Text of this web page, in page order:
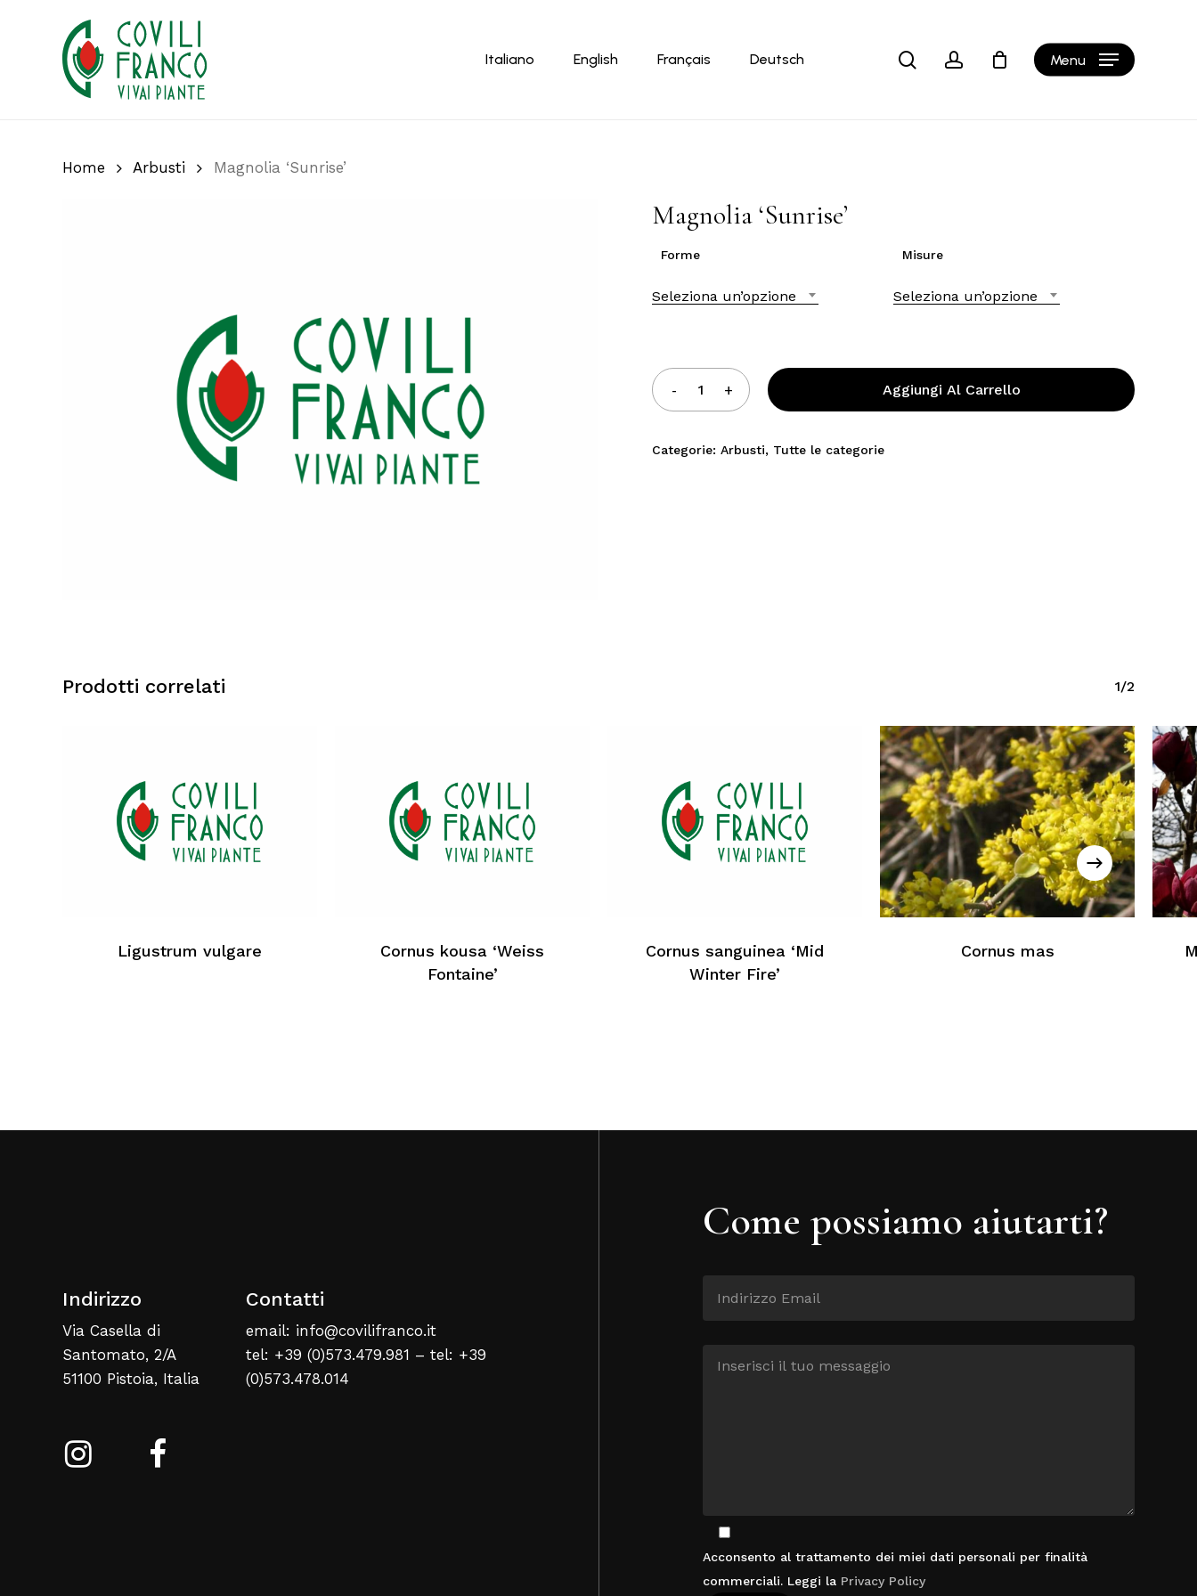
Italiano English Français Deutsch searchaccount Menu Cart
Nessun prodotto nel carrello
Torna Alla Lista Web
Home Arbusti Magnolia ‘Sunrise’
Magnolia ‘Sunrise’
Forme
Seleziona un’opzione
Misure
Seleziona un’opzione
Aggiungi Al Carrello
Categorie:Arbusti, Tutte le categorie
Prodotti correlati 1/2
Ligustrum vulgare
Cornus kousa ‘Weiss
Fontaine’
Cornus sanguinea ‘Mid
Winter Fire’
Cornus mas
Indirizzo
Via Casella di
Santomato, 2/A
51100 Pistoia, Italia
Contatti
email: info@covilifranco.it
tel: +39 (0)573.479.981 – tel: +39
(0)573.478.014
Come possiamo aiutarti?
Acconsento al trattamento dei miei dati personali per finalità
commerciali. Leggi la Privacy Policy